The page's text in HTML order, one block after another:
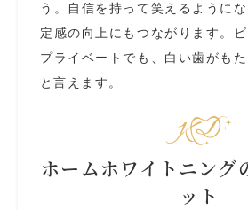
う。自信を持って笑えるように
定感の向上にもつながります。
プライベートでも、白い歯がも
と言えます。
ホームホワイトニング
ット